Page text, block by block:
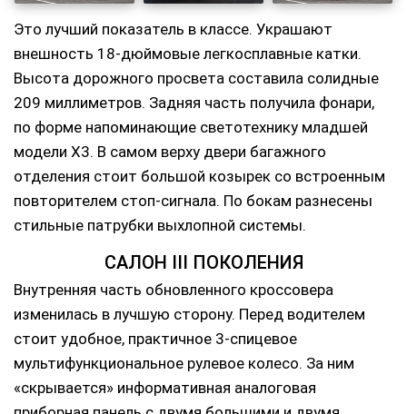
Это лучший показатель в классе. Украшают
внешность 18-дюймовые легкосплавные катки.
Высота дорожного просвета составила солидные
209 миллиметров. Задняя часть получила фонари,
по форме напоминающие светотехнику младшей
модели Х3. В самом верху двери багажного
отделения стоит большой козырек со встроенным
повторителем стоп-сигнала. По бокам разнесены
стильные патрубки выхлопной системы.
САЛОН III ПОКОЛЕНИЯ
Внутренняя часть обновленного кроссовера
изменилась в лучшую сторону. Перед водителем
стоит удобное, практичное 3-спицевое
мультифункциональное рулевое колесо. За ним
«скрывается» информативная аналоговая